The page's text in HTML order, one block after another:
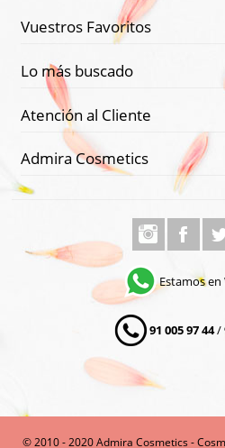
Vuestros Favoritos
Lo más buscado
Atención al Cliente
Admira Cosmetics
Estamos en
91 005 97 44/
© 2010 - 2020 Admira Cosmetics -